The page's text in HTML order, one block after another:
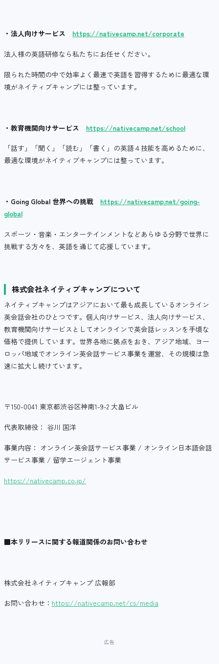
・法人向けサービス https://nativecamp.net/corporate
法人様の英語研修なら私たちにお任せください。
限られた時間の中で効率よく最速で英語を習得するために最適な環
境がネイティブキャンプには整っています。
・教育機関向けサービス https://nativecamp.net/school
「話す」「聞く」「読む」「書く」の英語４技能を高めるために、
最適な環境がネイティブキャンプには整っています。
・ Going Global 世界への挑戦 https://nativecamp.net/going-
global
スポーツ・音楽・エンターテインメントなどあらゆる分野で世界に
挑戦する方々を、英語を通じて応援しています。
株式会社ネイティブキャンプについて
ネイティブキャンプはアジアにおいて最も成長しているオンライン
英会話会社のひとつです。個人向けサービス、法人向けサービス、
教育機関向けサービスとしてオンラインで英会話レッスンを手頃な
価格で提供しています。世界各地に拠点をおき、アジア地域、ヨー
ロッパ地域でオンライン英会話サービス事業を運営、その規模は急
速に拡大し続けています。
〒150-0041 東京都渋谷区神南1-9-2 大畠ビル
代表取締役： 谷川 国洋
事業内容： オンライン英会話サービス事業 / オンライン日本語会話
サービス事業 / 留学エージェント事業
https://nativecamp.co.jp/
■本リリースに関する報道関係のお問い合わせ
株式会社ネイティブキャンプ 広報部
お問い合わせ： https://nativecamp.net/cs/media